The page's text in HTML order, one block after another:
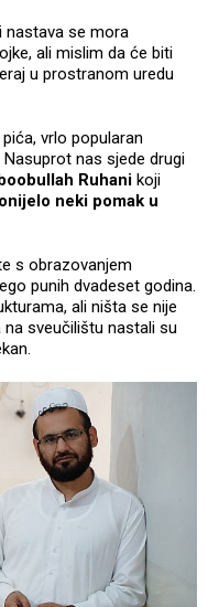
nastava se mora
ali mislim da će biti
u prostranom uredu
vrlo popularan
nas sjede drugi
Ruhani koji
neki pomak u
s obrazovanjem
punih dvadeset godina.
ali ništa se nije
na sveučilištu nastali su